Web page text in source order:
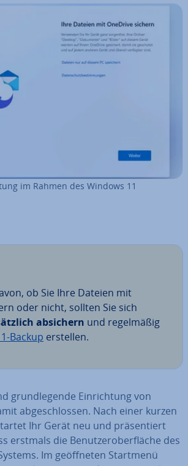
im Rahmen des Windows 11
ob Sie Ihre Dateien mit
oder nicht, sollten Sie sich
absichern und re­gel­mä­ßig
Backup erstellen.
grund­le­gen­de Ein­rich­tung von
ab­ge­schlos­sen. Nach einer kurzen
Ihr Gerät neu und prä­sen­tiert
erstmals die Be­nut­zer­ober­flä­che des
Im ge­öff­ne­ten Startmenü